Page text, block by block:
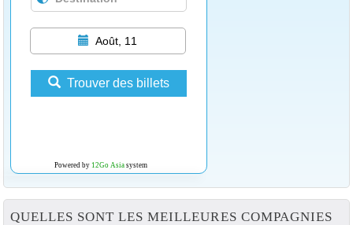
Août, 11
Trouver des billets
Powered by 12Go Asiasystem
QUELLES SONT LES MEILLEURES COMPAGNIES